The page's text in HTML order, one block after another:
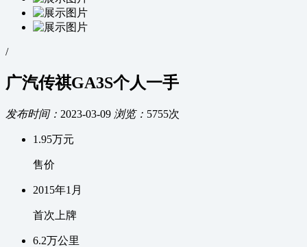
/
广汽传祺GA3S个人一手
发布时间： 2023-03-09 浏览： 5755次
1.95万元
售价
2015年1 月
首次上牌
6.2万公里